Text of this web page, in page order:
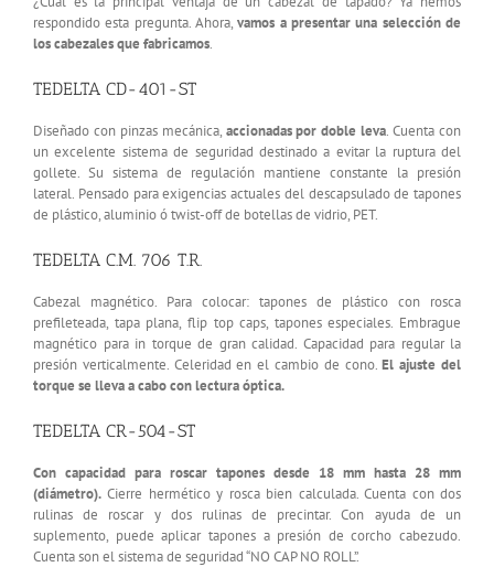
respondido esta pregunta. Ahora,vamos a presentar una selección de
los cabezales que fabricamos.
TEDELTA CD-401-ST
Diseñado con pinzas mecánica, accionadas por doble leva. Cuenta con
un excelente sistema de seguridad destinado a evitar la ruptura del
gollete. Su sistema de regulación mantiene constante la presión
lateral. Pensado para exigencias actuales del descapsulado de tapones
de plástico, aluminio ó twist-off de botellas de vidrio, PET.
TEDELTA C.M. 706 T.R.
Cabezal magnético. Para colocar: tapones de plástico con rosca
prefileteada, tapa plana, flip top caps, tapones especiales. Embrague
magnético para in torque de gran calidad. Capacidad para regular la
presión verticalmente. Celeridad en el cambio de cono.El ajuste del
torque se lleva a cabo con lectura óptica.
TEDELTA CR-504-ST
Con capacidad para roscar tapones desde 18 mm hasta 28 mm
(diámetro). Cierre hermético y rosca bien calculada. Cuenta con dos
rulinas de roscar y dos rulinas de precintar. Con ayuda de un
suplemento, puede aplicar tapones a presión de corcho cabezudo.
Cuenta son el sistema de seguridad “NO CAP NO ROLL”.